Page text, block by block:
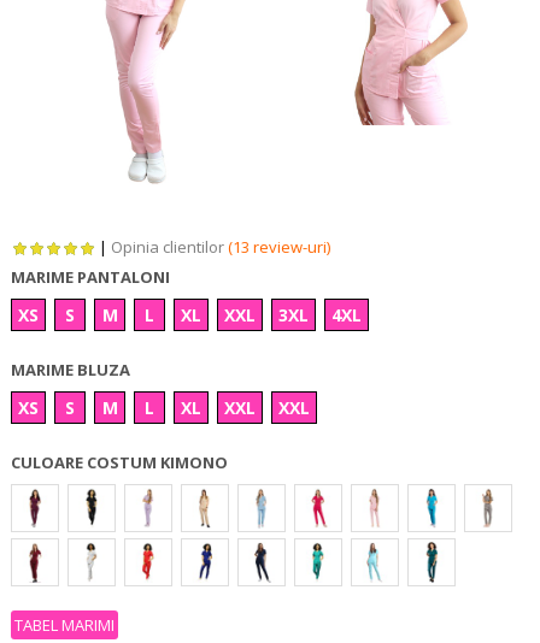
| Opinia clientilor(13 review-uri)
MARIME PANTALONI
XS S M L XL XXL 3XL 4XL
MARIME BLUZA
XS S M L XL XXL XXL
CULOARE COSTUM KIMONO
TABEL MARIMI